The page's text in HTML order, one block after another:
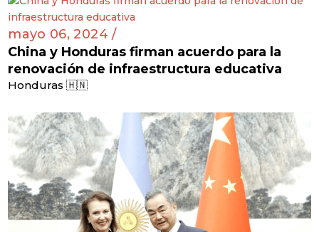
mayo 06, 2024 /
China y Honduras firman acuerdo para la
renovación de infraestructura educativa
Honduras 🇭🇳